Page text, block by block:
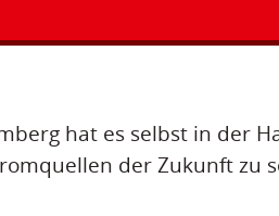
hat es selbst in der
der Zukunft zu